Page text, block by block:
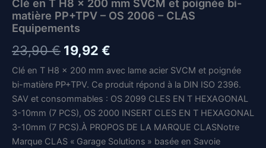
Clé en T H8 x 200 mm SVCM et poignée bi-
matière PP+TPV – OS 2006 – CLAS
Equipements
23,90€ Le
prix
initial
était :
23,90 €.
19,92 €
prix
actuel
est :
19,92 €.
Clé en T H8 x 200 mm avec lame acier SVCM et poignée
bi-matière PP+TPV. Ce produit répond à la DIN ISO 2396.
SAV et consommables : OS 2099 CLES EN T HEXAGONAL
3-10mm (7 PCS), OS 2000 INSERT CLES EN T HEXAGONAL
3-10mm (7 PCS).À PROPOS DE LA MARQUE CLASNotre
Marque CLAS « Garage Solutions » basée en Savoie